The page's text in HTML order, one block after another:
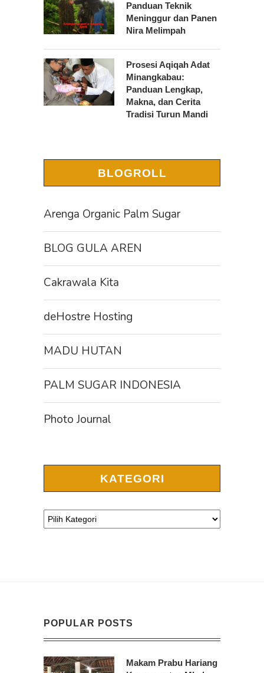
Panduan Teknik
Meninggur dan Panen
Nira Melimpah
Prosesi Aqiqah Adat
Minangkabau:
Panduan Lengkap,
Makna, dan Cerita
Tradisi Turun Mandi
BLOGROLL
Arenga Organic Palm Sugar
BLOG GULA AREN
Cakrawala Kita
deHostre Hosting
MADU HUTAN
PALM SUGAR INDONESIA
Photo Journal
KATEGORI
POPULAR POSTS
Makam Prabu Hariang